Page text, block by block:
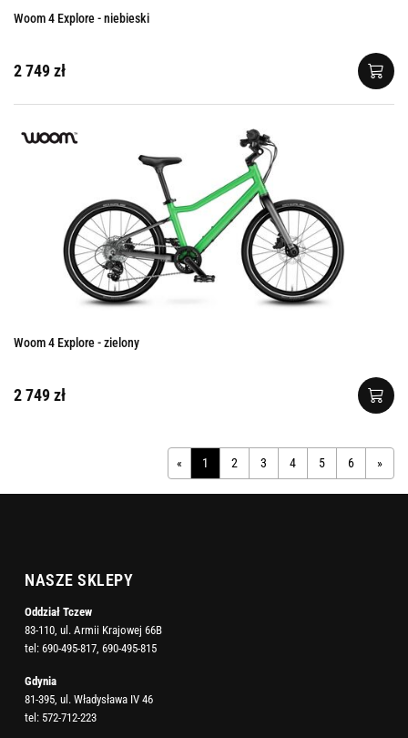
Woom 4 Explore - niebieski
2 749 zł
Woom 4 Explore - zielony
2 749 zł
« 1 2 3 4 5 6 »
NASZE SKLEPY
Oddział Tczew
83-110, ul. Armii Krajowej 66B
tel: 690-495-817, 690-495-815
Gdynia
81-395, ul. Władysława IV 46
tel: 572-712-223